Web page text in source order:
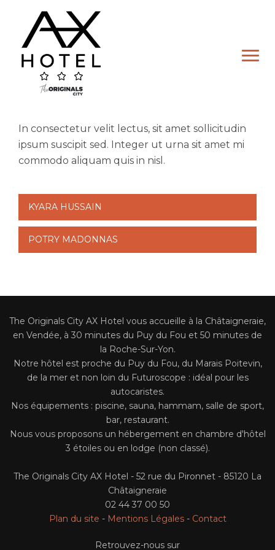
content
Hôtel
Chambre Lits Jumeaux
Chambre Accès PMR
Activités Aux Alentours
FAQ
Contact
Nos Services
Restaurant Et Petit-Déjeuner
In consectetur velit lectus, sit amet sollicitudin
ipsum suscipit sed. Integer ut urna sit amet mi
commodo aliquam quis in nisl.
Post
navigation
KYARA HUSSAIN
POTRY MADONNAS
The Originals City AX Hotel vous accueille à la Châtaigneraie,
en Vendée, à 30 minutes du Puy du Fou et 50 minutes de
la Roche-Sur-Yon.
Notre hôtel est proche du Puy du Fou, du Marais Poitevin,
de la mer et non loin du Futuroscope : idéal pour les
autocaristes.
Nos équipements : piscine, sauna, hammam, salle de sport,
bar, restaurant.
Nous vous proposons un hébergement en chambre d'hôtel
3 étoiles ou en lodge (non classé).
The Originals City AX Hotel - 52 rue du Pironnet - 85120 La
Châtaigneraie
02 44 37 00 50
Plan du site - Mentions Légales- Contact
Retrouvez-nous sur